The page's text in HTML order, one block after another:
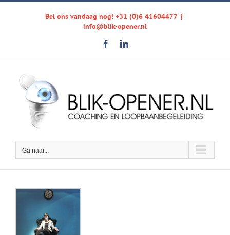
Bel ons vandaag nog! +31 (0)6 41604477 |
info@blik-opener.nl
FacebookLinkedIn
Ga naar...